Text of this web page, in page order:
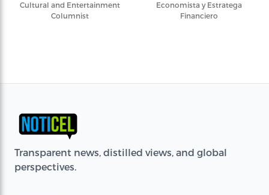
Cultural and Entertainment
Columnist
Economista y Estratega
Financiero
Transparent news, distilled views, and global
perspectives.